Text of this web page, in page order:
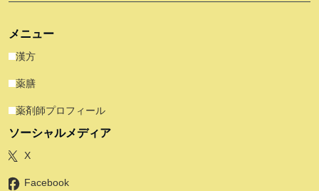
メニュー
漢方
薬膳
薬剤師プロフィール
ソーシャルメディア
X
Facebook